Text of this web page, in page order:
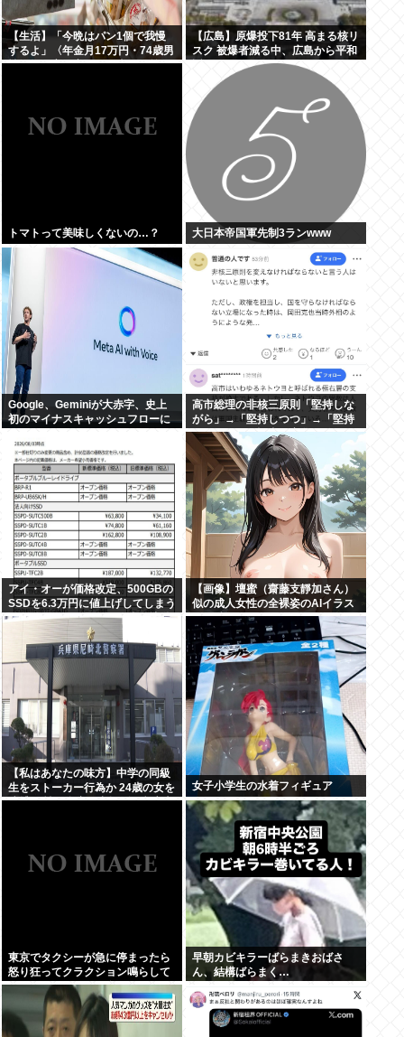
【生活】「今晩はパン1個で我慢
するよ」〈年金月17万円・74歳男
性〉物価高で変わった当たり前の
【広島】原爆投下81年 高まる核リ
スク 被爆者減る中、広島から平和
トマトって美味しくないの…？ 大日本帝国軍先制3ランwww
Google、Geminiが大赤字、史上
初のマイナスキャッシュフローに
高市総理の非核三原則「堅持しな
がら」→「堅持しつつ」→「堅持
しており」。記者が変化を発見し
追及
アイ・オーが価格改定、500GBの
SSDを6.3万円に値上げしてしまう
元の値段3.4万からほぼ2倍の地獄
【画像】壇蜜（齋藤支靜加さん）
似の成人女性の全裸姿のAIイラス
トを貼るぞ！おぱーい！おへそ！
マン毛！【秋田県出身】
【私はあなたの味方】中学の同級
生をストーカー行為か 24歳の女を
逮捕 男性の自宅に唐揚げや文庫本
女子小学生の水着フィギュア
東京でタクシーが急に停まったら
怒り狂ってクラクション鳴らして
るやつ、だいたい田舎ナンバー
早朝カビキラーばらまきおばさ
ん、結構ばらまく…